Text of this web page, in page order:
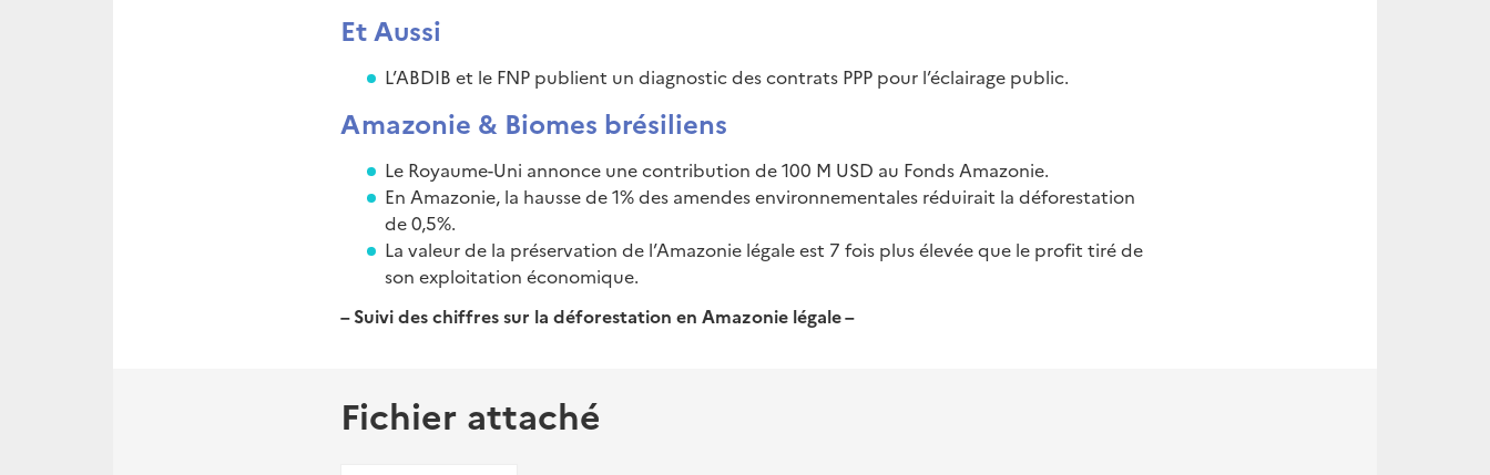
Et Aussi
L’ABDIB et le FNP publient un diagnostic des contrats PPP pour l’éclairage public.
Amazonie & Biomes brésiliens
Le Royaume-Uni annonce une contribution de 100 M USD au Fonds Amazonie.
En Amazonie, la hausse de 1% des amendes environnementales réduirait la déforestation
de 0,5%.
La valeur de la préservation de l’Amazonie légale est 7 fois plus élevée que le profit tiré de
son exploitation économique.
– Suivi des chiffres sur la déforestation en Amazonie légale –
Fichier attaché